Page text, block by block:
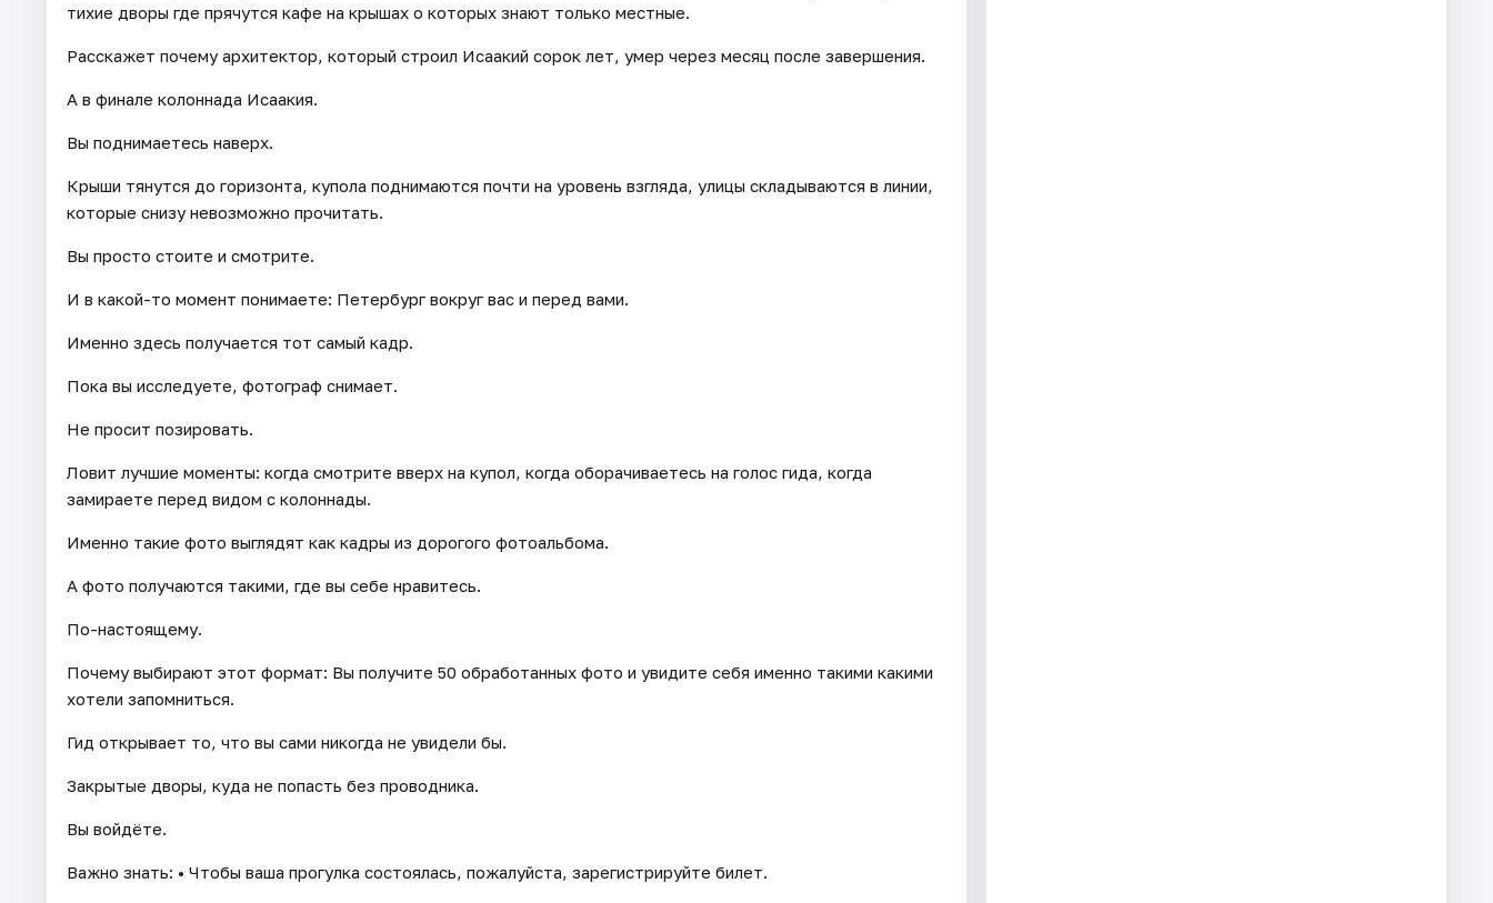
тихие дворы где прячутся кафе на крышах о которых знают только местные.
Расскажет почему архитектор, который строил Исаакий сорок лет, умер через месяц после завершения.
А в финале колоннада Исаакия.
Вы поднимаетесь наверх.
Крыши тянутся до горизонта, купола поднимаются почти на уровень взгляда, улицы складываются в линии,
которые снизу невозможно прочитать.
Вы просто стоите и смотрите.
И в какой-то момент понимаете: Петербург вокруг вас и перед вами.
Именно здесь получается тот самый кадр.
Пока вы исследуете, фотограф снимает.
Не просит позировать.
Ловит лучшие моменты: когда смотрите вверх на купол, когда оборачиваетесь на голос гида, когда
замираете перед видом с колоннады.
Именно такие фото выглядят как кадры из дорогого фотоальбома.
А фото получаются такими, где вы себе нравитесь.
По-настоящему.
Почему выбирают этот формат: Вы получите 50 обработанных фото и увидите себя именно такими какими
хотели запомниться.
Гид открывает то, что вы сами никогда не увидели бы.
Закрытые дворы, куда не попасть без проводника.
Вы войдёте.
Важно знать: • Чтобы ваша прогулка состоялась, пожалуйста, зарегистрируйте билет.